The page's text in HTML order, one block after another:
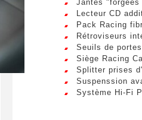
Jantes "forgées
Lecteur CD
Pack Racing
Rétroviseurs
Seuils de
Siège Racing
Splitter prises
Suspenssion
Système Hi-Fi